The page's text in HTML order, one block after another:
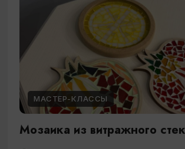
МАСТЕР-КЛАССЫ
Мозаика из витражного